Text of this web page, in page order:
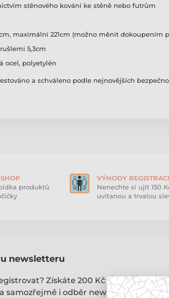
stěnového kování ke stěně nebo futrům
maximální 221cm (možno měnit dokoupením
5,3cm
ocel, polyetylén
a schváleno podle nejnovějších
produktů
VÝHODY
Nenechte si ujít 150
uvítanou a trvalou
newsletteru
Získáte 200 Kč na první nákup,
samozřejmě i odběr newsletterů.